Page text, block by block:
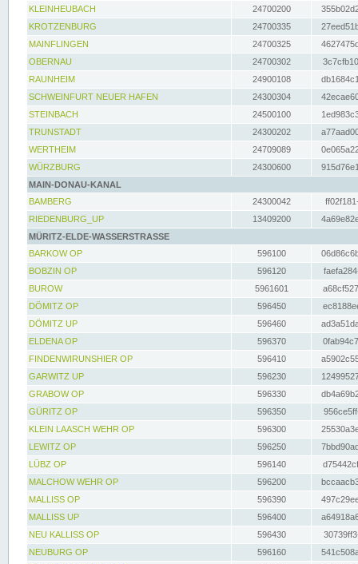
KLEINHEUBACH 24700200
KROTZENBURG
24700335
MAINFLINGEN
24700325
OBERNAU
24700302
RAUNHEIM
24900108
SCHWEINFURT NEUER HAFEN
24300304
STEINBACH
24500100
TRUNSTADT
24300202
WERTHEIM
24709089
WÜRZBURG
24300600
MAIN-DONAU-KANAL
BAMBERG
24300042
RIEDENBURG_UP
13409200
MÜRITZ-ELDE-WASSERSTRASSE
BARKOW OP
596100
BOBZIN OP
596120
BUROW
5961601
DÖMITZ OP
596450
DÖMITZ UP
596460
ELDENA OP
596370
FINDENWIRUNSHIER OP
596410
GARWITZ UP
596230
GRABOW OP
596330
GÜRITZ OP
596350
KLEIN LAASCH WEHR OP
596300
LEWITZ OP
596250
LÜBZ OP
596140
MALCHOW WEHR OP
596200
MALLISS OP
596390
MALLISS UP
596400
NEU KALLISS OP
596430
NEUBURG OP
596160